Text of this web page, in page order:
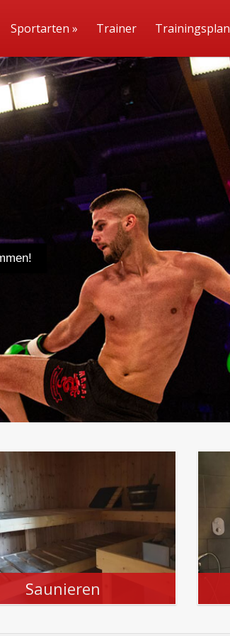
Sportarten » Trainer Trainingsplan
Saunieren